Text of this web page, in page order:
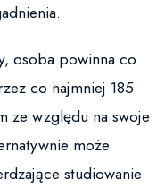
osoba powinna co
co najmniej 185
ze względu na swoje
może
studiowanie